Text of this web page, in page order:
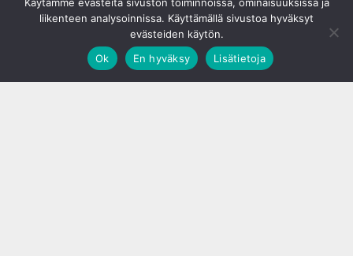
liikenteen analysoinnissa. Käyttämällä sivustoa hyväksyt
evästeiden käytön.
Ok
En hyväksy Lisätietoja